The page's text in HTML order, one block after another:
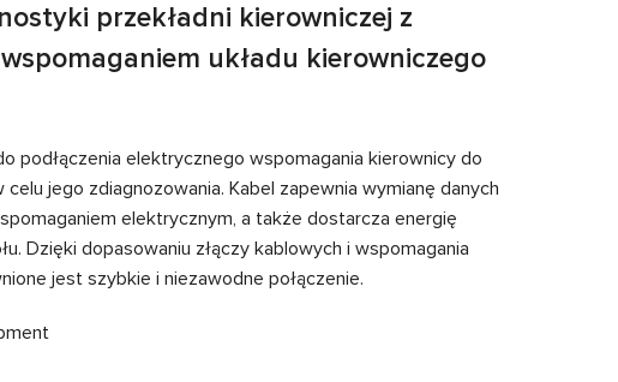
przekładni kierowniczej z
układu kierowniczego
podłączenia elektrycznego wspomagania kierownicy do
celu jego zdiagnozowania. Kabel zapewnia wymianę danych
elektrycznym, a także dostarcza energię
Dzięki dopasowaniu złączy kablowych i wspomagania
jest szybkie i niezawodne połączenie.